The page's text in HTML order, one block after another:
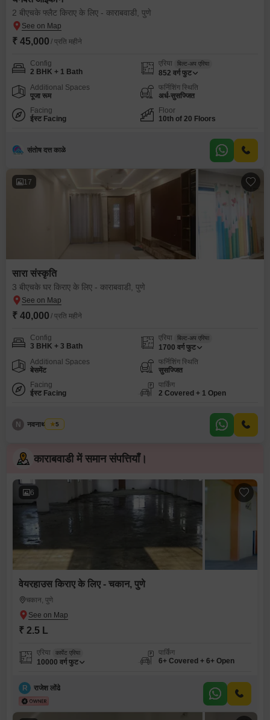
2 बीएचके फ्लैट किराए के लिए - काराबवाडी, पुणे
₹ 45,000 / प्रति महीने
Config
2 BHK + 1 Bath
एरिया बिल्ट-अप एरिया
852 वर्ग फुट
Additional Spaces
पूजा रूम
फर्निशिंग स्थिति
अर्ध-सुसज्जित
Facing
ईस्ट Facing
Floor
10th of 20 Floors
संतोष दत्त काळे
17
सारा संस्कृति
3 बीएचके घर किराए के लिए - काराबवाडी, पुणे
₹ 40,000 / प्रति महीने
Config
3 BHK + 3 Bath
एरिया बिल्ट-अप एरिया
1700 वर्ग फुट
Additional Spaces
बेसमेंट
फर्निशिंग स्थिति
सुसज्जित
Facing
ईस्ट Facing
पार्किंग
2 Covered + 1 Open
N नवनाथ साकोरे
5
काराबवाडी में समान संपत्तियाँ।
6
वेयरहाउस किराए के लिए - चकान, पुणे
चकान, पुणे
₹ 2.5 L
एरिया कार्पेट एरिया
10000 वर्ग फुट
पार्किंग
6+ Covered + 6+ Open
R राजेश लोंढे